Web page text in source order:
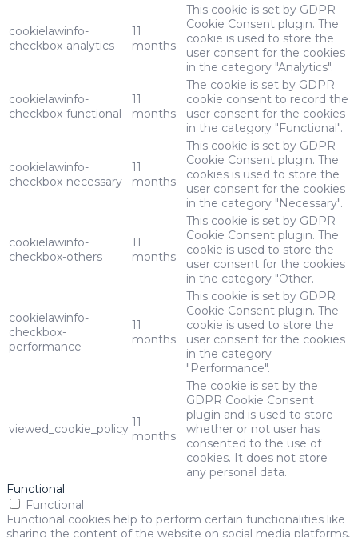
cookielawinfo-
checkbox-analytics
11
months
This cookie is set by GDPR
Cookie Consent plugin. The
cookie is used to store the
user consent for the cookies
in the category "Analytics".
cookielawinfo-
checkbox-functional
11
months
The cookie is set by GDPR
cookie consent to record the
user consent for the cookies
in the category "Functional".
cookielawinfo-
checkbox-necessary
11
months
This cookie is set by GDPR
Cookie Consent plugin. The
cookies is used to store the
user consent for the cookies
in the category "Necessary".
cookielawinfo-
checkbox-others
11
months
This cookie is set by GDPR
Cookie Consent plugin. The
cookie is used to store the
user consent for the cookies
in the category "Other.
cookielawinfo-
checkbox-
performance
11
months
This cookie is set by GDPR
Cookie Consent plugin. The
cookie is used to store the
user consent for the cookies
in the category
"Performance".
viewed_cookie_policy 11
months
The cookie is set by the
GDPR Cookie Consent
plugin and is used to store
whether or not user has
consented to the use of
cookies. It does not store
any personal data.
Functional
Functional
Functional cookies help to perform certain functionalities like
sharing the content of the website on social media platforms,